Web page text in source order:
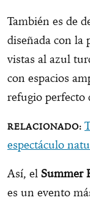
También es de
diseñada con la
vistas al azul
con espacios
refugio perfecto
espectáculo
Así, el Summer
es un evento